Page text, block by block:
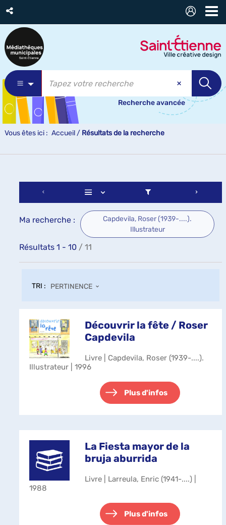
Recherche avancée
Vous êtes ici : Accueil / Résultats de la recherche
Ma recherche :
Capdevila, Roser (1939-....).
Illustrateur
Résultats 1 - 10 / 11
TRI : PERTINENCE
Découvrir la fête / Roser
Capdevila
Livre | Capdevila, Roser (1939-....).
Illustrateur | 1996
Plus d'infos
La Fiesta mayor de la
bruja aburrida
Livre | Larreula, Enric (1941-....) |
1988
Plus d'infos